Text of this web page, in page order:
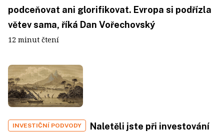
podceňovat ani glorifikovat. Evropa si podřízla
větev sama, říká Dan Vořechovský
12 minut čtení
INVESTIČNÍ PODVODY
Naletěli jste při investování